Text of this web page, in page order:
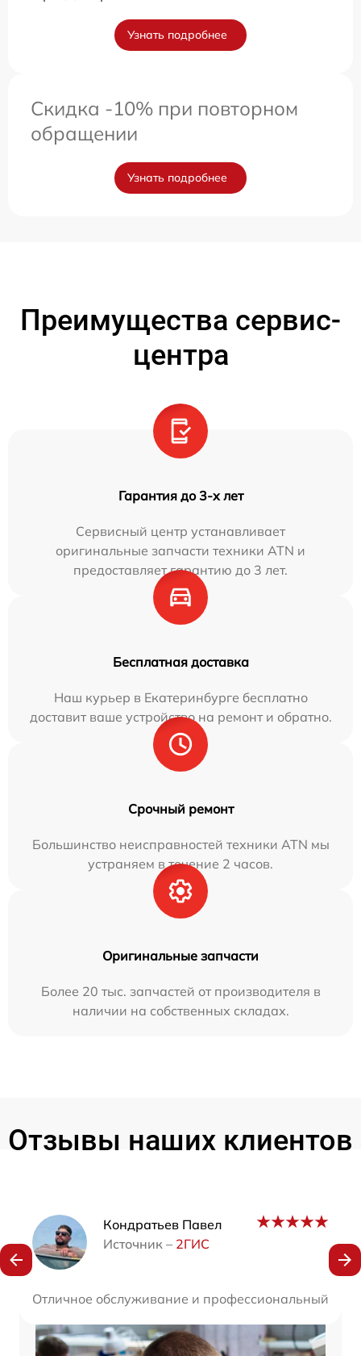
Узнать подробнее
Скидка -10% при повторном
обращении
Узнать подробнее
Преимущества сервис-
центра
Гарантия до 3-х лет
Сервисный центр устанавливает
оригинальные запчасти техники ATN и
предоставляет гарантию до 3 лет.
Бесплатная доставка
Наш курьер в Екатеринбурге бесплатно
доставит ваше устройство на ремонт и обратно.
Срочный ремонт
Большинство неисправностей техники ATN мы
устраняем в течение 2 часов.
Оригинальные запчасти
Более 20 тыс. запчастей от производителя в
наличии на собственных складах.
Отзывы наших клиентов
Кондратьев Павел
Источник – 2ГИС
Отличное обслуживание и профессиональный
Наши мастера